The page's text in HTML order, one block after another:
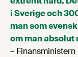
i Sverige och
man som
om man absolut
–